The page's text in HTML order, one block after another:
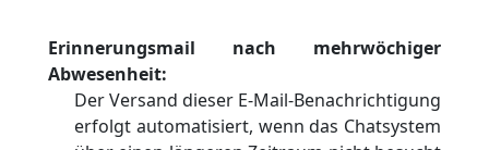
Erinnerungsmail nach mehrwöchiger
Abwesenheit:
Der Versand dieser E-Mail-Benachrichtigung
erfolgt automatisiert, wenn das Chatsystem